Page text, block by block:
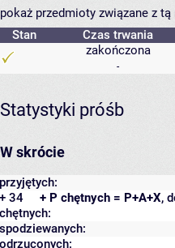
pokaż przedmioty związane z
Stan
Czas trwania
zakończona
-
Statystyki próśb
W skrócie
przyjętych:
+ P chętnych = P+A+X,
+ 34
chętnych:
spodziewanych:
odrzuconych: